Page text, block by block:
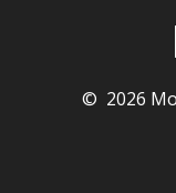
© 2026